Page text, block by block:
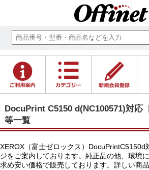
DocuPrint C5150 d(NC100571)対応
等一覧
XEROX（富士ゼロックス）DocuPrintC5150d
ジをご案内しております。純正品の他、環境
求め安い価格で販売しております。詳しい商